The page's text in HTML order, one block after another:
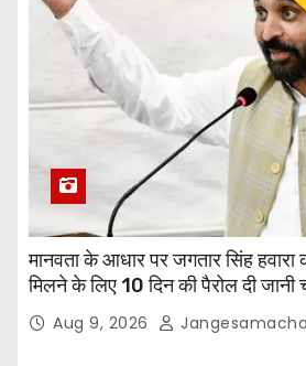
मानवता के आधार पर जगतार सिंह हवारा
मिलने के लिए 10 दिन की पैरोल दी जानी
सिंह मानAug 9, 2026